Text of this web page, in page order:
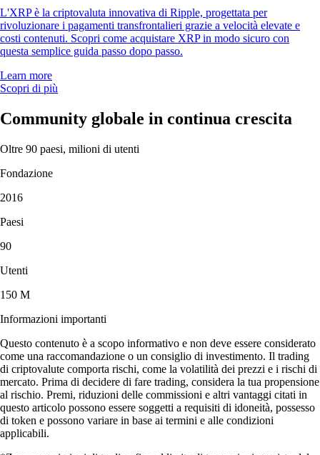
L'XRP è la criptovaluta innovativa di Ripple, progettata per
rivoluzionare i pagamenti transfrontalieri grazie a velocità elevate e
costi contenuti. Scopri come acquistare XRP in modo sicuro con
questa semplice guida passo dopo passo.
Learn more
Scopri di più
Community globale in continua crescita
Oltre 90 paesi, milioni di utenti
Fondazione
2016
Paesi
90
Utenti
150 M
Informazioni importanti
Questo contenuto è a scopo informativo e non deve essere considerato
come una raccomandazione o un consiglio di investimento. Il trading
di criptovalute comporta rischi, come la volatilità dei prezzi e i rischi di
mercato. Prima di decidere di fare trading, considera la tua propensione
al rischio. Premi, riduzioni delle commissioni e altri vantaggi citati in
questo articolo possono essere soggetti a requisiti di idoneità, possesso
di token e possono variare in base ai termini e alle condizioni
applicabili.